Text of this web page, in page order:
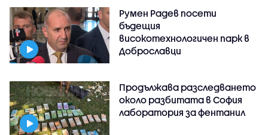
Румен Радев посети
бъдещия
високотехнологичен парк в
Доброславци
Продължава разследването
около разбитата в София
лаборатория за фентанил